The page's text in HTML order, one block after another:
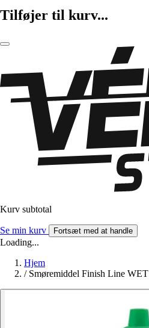
Tilføjer til kurv...
Kurv subtotal
Se min kurv Fortsæt med at handle
Loading...
Hjem
/ Smøremiddel Finish Line WET